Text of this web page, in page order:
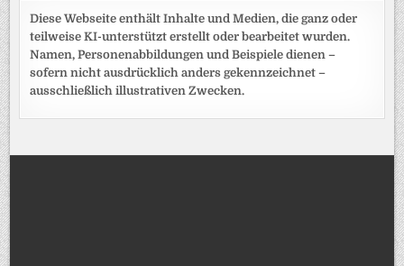
Diese Webseite enthält Inhalte und Medien, die ganz oder
teilweise KI-unterstützt erstellt oder bearbeitet wurden.
Namen, Personenabbildungen und Beispiele dienen –
sofern nicht ausdrücklich anders gekennzeichnet –
ausschließlich illustrativen Zwecken.